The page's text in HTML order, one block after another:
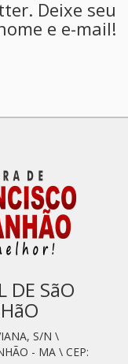
Deixe seu
e e-mail!
DE SãO
S/N \
- MA \ CEP: